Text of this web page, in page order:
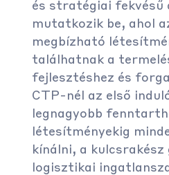
és stratégiai fekvésű
mutatkozik be, ahol
megbízható
találhatnak a
fejlesztéshez és
CTP-nél az első
legnagyobb
létesítményekig
kínálni, a
logisztikai